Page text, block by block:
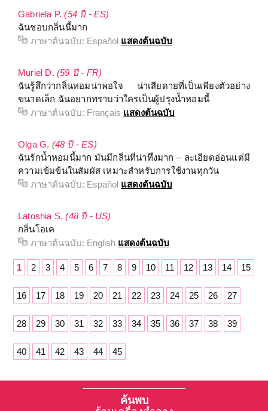
Gabriela P.(54 ปี - ES)
ฉันชอบกลิ่นนี้มาก
ภาษาต้นฉบับ: Español แสดงต้นฉบับ
Muriel D. (59 ปี - FR)
ฉันรู้สึกว่ากลิ่นหอมน่าพอใจ น่าเสียดายที่เป็นเพียงตัวอย่าง
ขนาดเล็ก ฉันอยากทราบว่าใครเป็นผู้ปรุงน้ำหอมนี้
ภาษาต้นฉบับ: Français แสดงต้นฉบับ
Olga G. (48 ปี - ES)
ฉันรักน้ำหอมนี้มาก มันมีกลิ่นที่น่าทึ่งมาก – ละเอียดอ่อนแต่มี
ความเข้มข้นในสัมผัส เหมาะสำหรับการใช้งานทุกวัน
ภาษาต้นฉบับ: Español แสดงต้นฉบับ
Latoshia S.(48 ปี - US)
กลิ่นโอเค
ภาษาต้นฉบับ: English แสดงต้นฉบับ
1 2 3 4 5 6 7 8 9 10 11 12 13 14 15
16 17 18 19 20 21 22 23 24 25 26 27
28 29 30 31 32 33 34 35 36 37 38 39
40 41 42 43 44 45
ค้นพบ